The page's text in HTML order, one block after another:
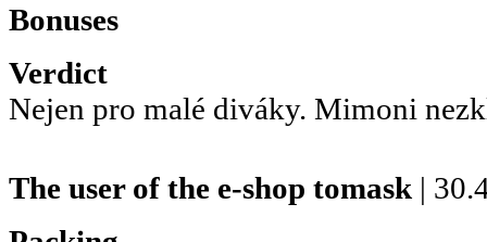
Bonuses
Verdict
Nejen pro malé diváky. Mimoni
The user of the e-shop tomask |